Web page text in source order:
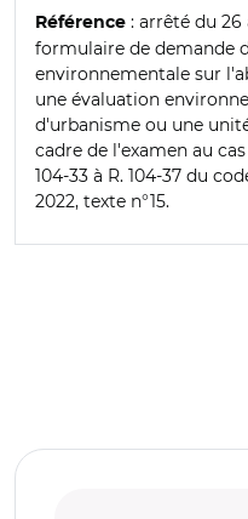
Référence : arrêté du
formulaire de demande
environnementale sur
une évaluation
d'urbanisme ou une
cadre de l'examen au
104-33 à R. 104-37 du
2022, texte n°15.